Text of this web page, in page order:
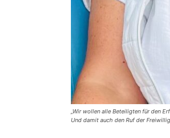
„Wir wollen alle Beteiligten für den
Und damit auch den Ruf der